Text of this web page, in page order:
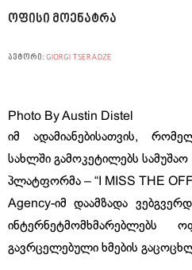
ოფისი მოენატრა
ავტორი: GIORGI TSERADZE
Photo By Austin Distel
იმ ადამიანებისათვის,
სახლში გამოკეტილებს
პლატფორმა – “I MISS THE
Agency-იმ დაამზადა
ინტერნეტმომხმარებლებს
გავრცელებული ხმების